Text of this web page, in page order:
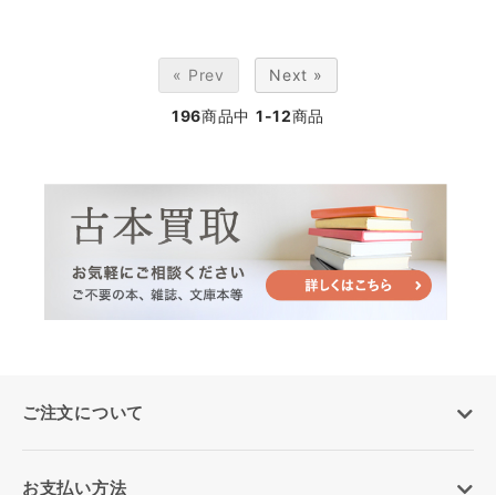
« Prev Next »
196商品中 1-12商品
ご注文について
お支払い方法